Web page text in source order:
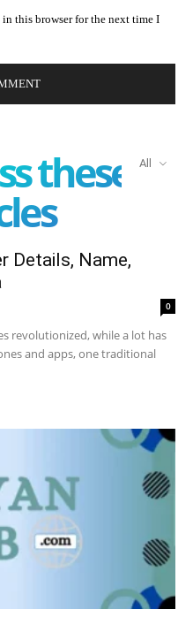
in this browser for the next time I
these All
Details, Name,
0
revolutionized, while a lot has
and apps, one traditional